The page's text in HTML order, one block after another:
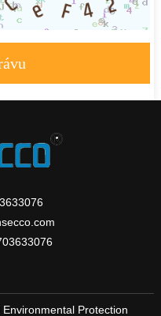
Protection